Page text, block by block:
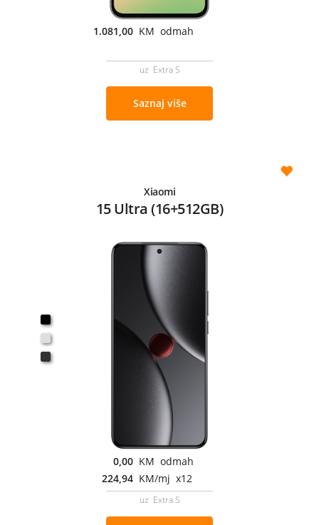
1.081,00 KM odmah
uz Extra S
Saznaj više
Xiaomi
15 Ultra (16+512GB)
0,00 KM odmah
224,94 KM/mj x12
uz Extra S